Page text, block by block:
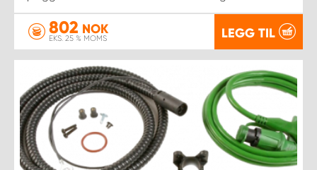
802 NOK
EKS. 25 % MOMS LEGG TIL